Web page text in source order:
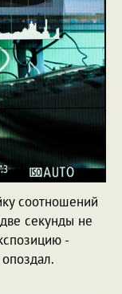
соотношений
секунды не
-